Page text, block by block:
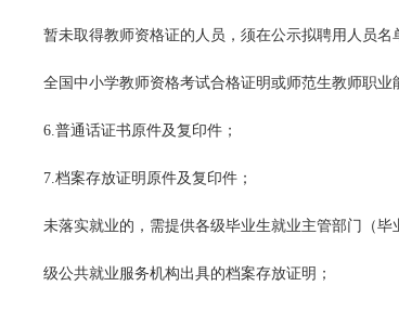
暂未取得教师资格证的人员，须在公示拟聘用人员
全国中小学教师资格考试合格证明或师范生教师职业
6.普通话证书原件及复印件；
7.档案存放证明原件及复印件；
未落实就业的，需提供各级毕业生就业主管部门（
级公共就业服务机构出具的档案存放证明；